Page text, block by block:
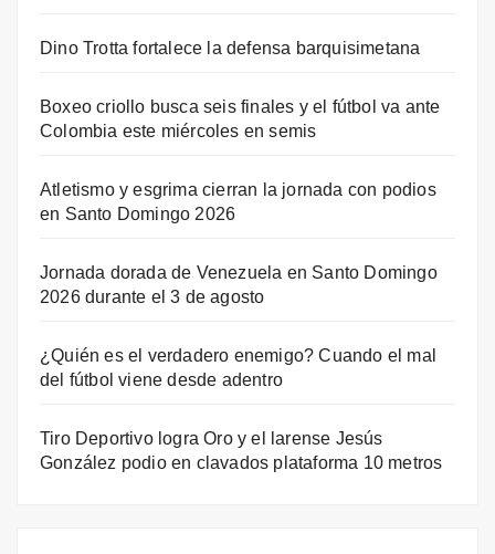
Dino Trotta fortalece la defensa barquisimetana
Boxeo criollo busca seis finales y el fútbol va ante
Colombia este miércoles en semis
Atletismo y esgrima cierran la jornada con podios
en Santo Domingo 2026
Jornada dorada de Venezuela en Santo Domingo
2026 durante el 3 de agosto
¿Quién es el verdadero enemigo? Cuando el mal
del fútbol viene desde adentro
Tiro Deportivo logra Oro y el larense Jesús
González podio en clavados plataforma 10 metros